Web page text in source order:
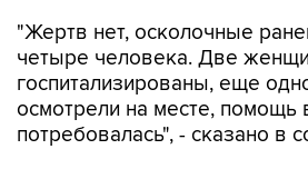
"Жертв нет, осколочные
четыре человека. Две
госпитализированы, еще
осмотрели на месте, помощь
потребовалась", - сказано в